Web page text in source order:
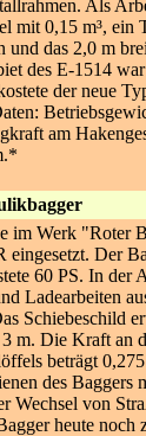
Als
mit 0,15 m³, ein
und das 2,0 m
des E-1514
der neue
am
im Werk "Roter
Der
60 PS. In der
Ladearbeiten
Schiebeschild
m. Die Kraft an
beträgt
des Baggers
Wechsel von
heute noch